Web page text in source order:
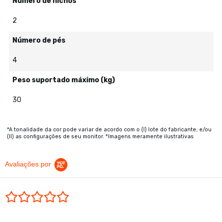
2
Número de pés
4
Peso suportado máximo (kg)
30
*A tonalidade da cor pode variar de acordo com o (I) lote do fabricante; e/ou
(II) as configurações de seu monitor. *Imagens meramente ilustrativas
Avaliações por